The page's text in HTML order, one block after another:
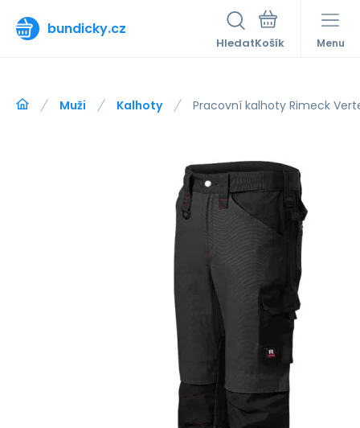
bundicky.cz
Hledat Menu
Muži Kalhoty Pracovní kalhoty Rimeck